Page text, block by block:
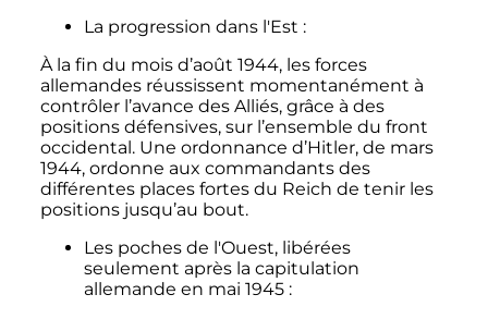
La progression dans l'Est :
À la fin du mois d’août 1944, les forces
allemandes réussissent momentanément à
contrôler l’avance des Alliés, grâce à des
positions défensives, sur l’ensemble du front
occidental. Une ordonnance d’Hitler, de mars
1944, ordonne aux commandants des
différentes places fortes du Reich de tenir les
positions jusqu’au bout.
Les poches de l'Ouest, libérées
seulement après la capitulation
allemande en mai 1945 :